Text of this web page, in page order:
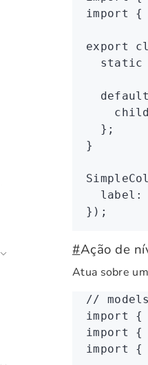
import {
export
  static
  };
}
  label
:
});
#Ação de
Atua sobre
//
import {
import {
import {